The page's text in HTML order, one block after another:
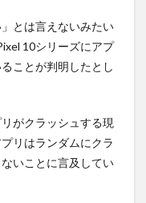
とは言えないみたい
10シリーズにアプ
ことが判明したとし
がクラッシュする現
リはランダムにクラ
いことに言及してい